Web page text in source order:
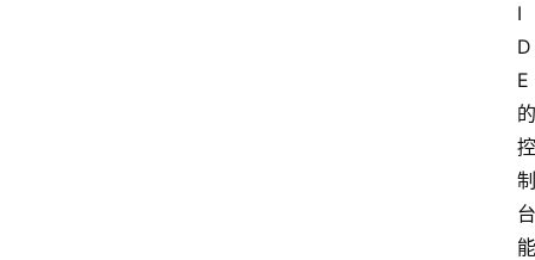
I
D
E
的
控
制
台
能